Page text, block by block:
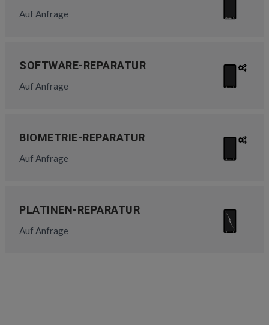
Auf Anfrage
SOFTWARE-REPARATUR
Auf Anfrage
BIOMETRIE-REPARATUR
Auf Anfrage
PLATINEN-REPARATUR
Auf Anfrage